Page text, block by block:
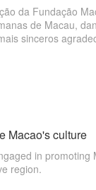
da Fundação
de Macau,
sinceros
Macao's culture
in
region.